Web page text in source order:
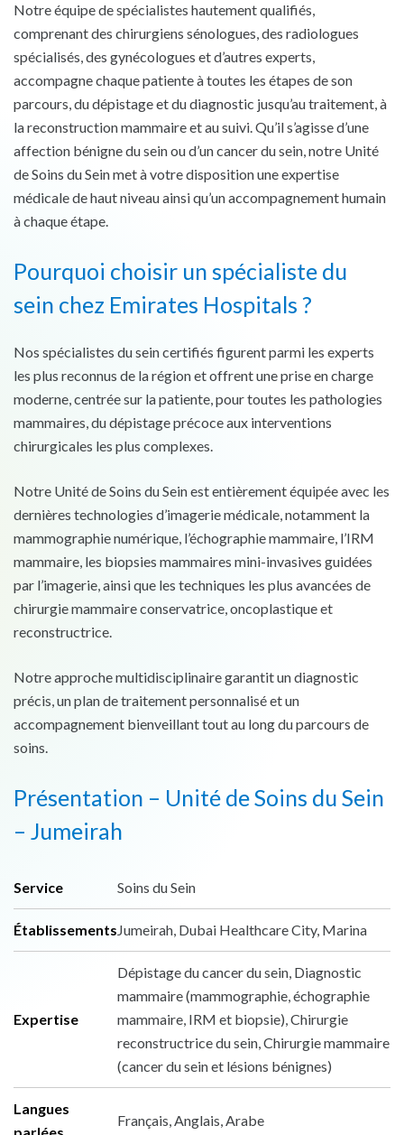
Notre équipe de spécialistes hautement qualifiés,
comprenant des chirurgiens sénologues, des radiologues
spécialisés, des gynécologues et d’autres experts,
accompagne chaque patiente à toutes les étapes de son
parcours, du dépistage et du diagnostic jusqu’au traitement, à
la reconstruction mammaire et au suivi. Qu’il s’agisse d’une
affection bénigne du sein ou d’un cancer du sein, notre Unité
de Soins du Sein met à votre disposition une expertise
médicale de haut niveau ainsi qu’un accompagnement humain
à chaque étape.
Pourquoi choisir un spécialiste du
sein chez Emirates Hospitals ?
Nos spécialistes du sein certifiés figurent parmi les experts
les plus reconnus de la région et offrent une prise en charge
moderne, centrée sur la patiente, pour toutes les pathologies
mammaires, du dépistage précoce aux interventions
chirurgicales les plus complexes.
Notre Unité de Soins du Sein est entièrement équipée avec les
dernières technologies d’imagerie médicale, notamment la
mammographie numérique, l’échographie mammaire, l’IRM
mammaire, les biopsies mammaires mini-invasives guidées
par l’imagerie, ainsi que les techniques les plus avancées de
chirurgie mammaire conservatrice, oncoplastique et
reconstructrice.
Notre approche multidisciplinaire garantit un diagnostic
précis, un plan de traitement personnalisé et un
accompagnement bienveillant tout au long du parcours de
soins.
Présentation – Unité de Soins du Sein
– Jumeirah
Service Soins du Sein
Établissements Jumeirah, Dubai Healthcare City, Marina
Expertise
Dépistage du cancer du sein, Diagnostic
mammaire (mammographie, échographie
mammaire, IRM et biopsie), Chirurgie
reconstructrice du sein, Chirurgie mammaire
(cancer du sein et lésions bénignes)
Langues
parlées
Français, Anglais, Arabe